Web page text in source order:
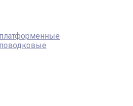
поводковые